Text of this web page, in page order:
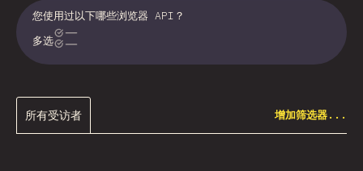
您使用过以下哪些浏览器 API？
多选
所有受访者 增加筛选器...